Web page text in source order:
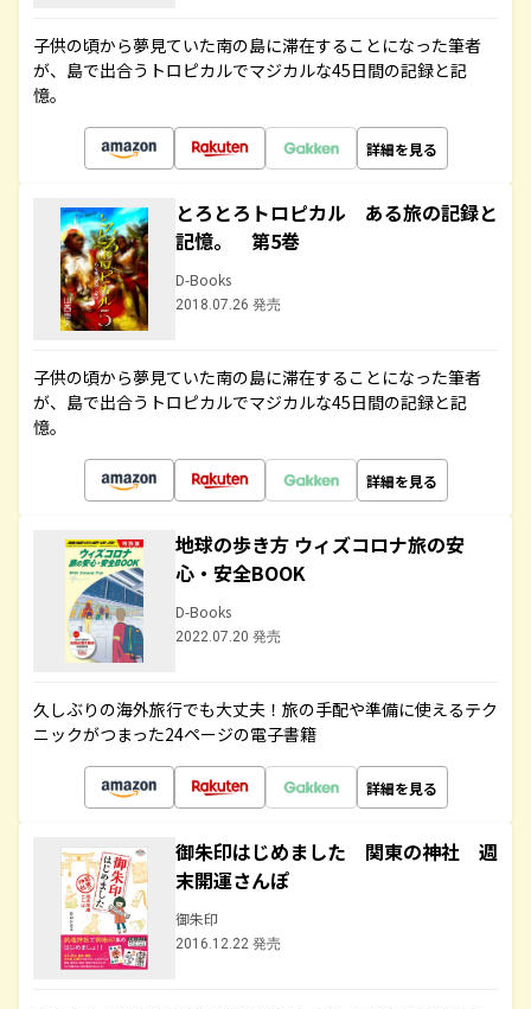
子供の頃から夢見ていた南の島に滞在することになった筆者
が、島で出合うトロピカルでマジカルな45日間の記録と記
憶。
詳細を見る
とろとろトロピカル ある旅の記録と
記憶。 第5巻
D-Books
2018.07.26 発売
子供の頃から夢見ていた南の島に滞在することになった筆者
が、島で出合うトロピカルでマジカルな45日間の記録と記
憶。
詳細を見る
地球の歩き方 ウィズコロナ旅の安
心・安全BOOK
D-Books
2022.07.20 発売
久しぶりの海外旅行でも大丈夫！旅の手配や準備に使えるテク
ニックがつまった24ページの電子書籍
詳細を見る
御朱印はじめました 関東の神社 週
末開運さんぽ
御朱印
2016.12.22 発売